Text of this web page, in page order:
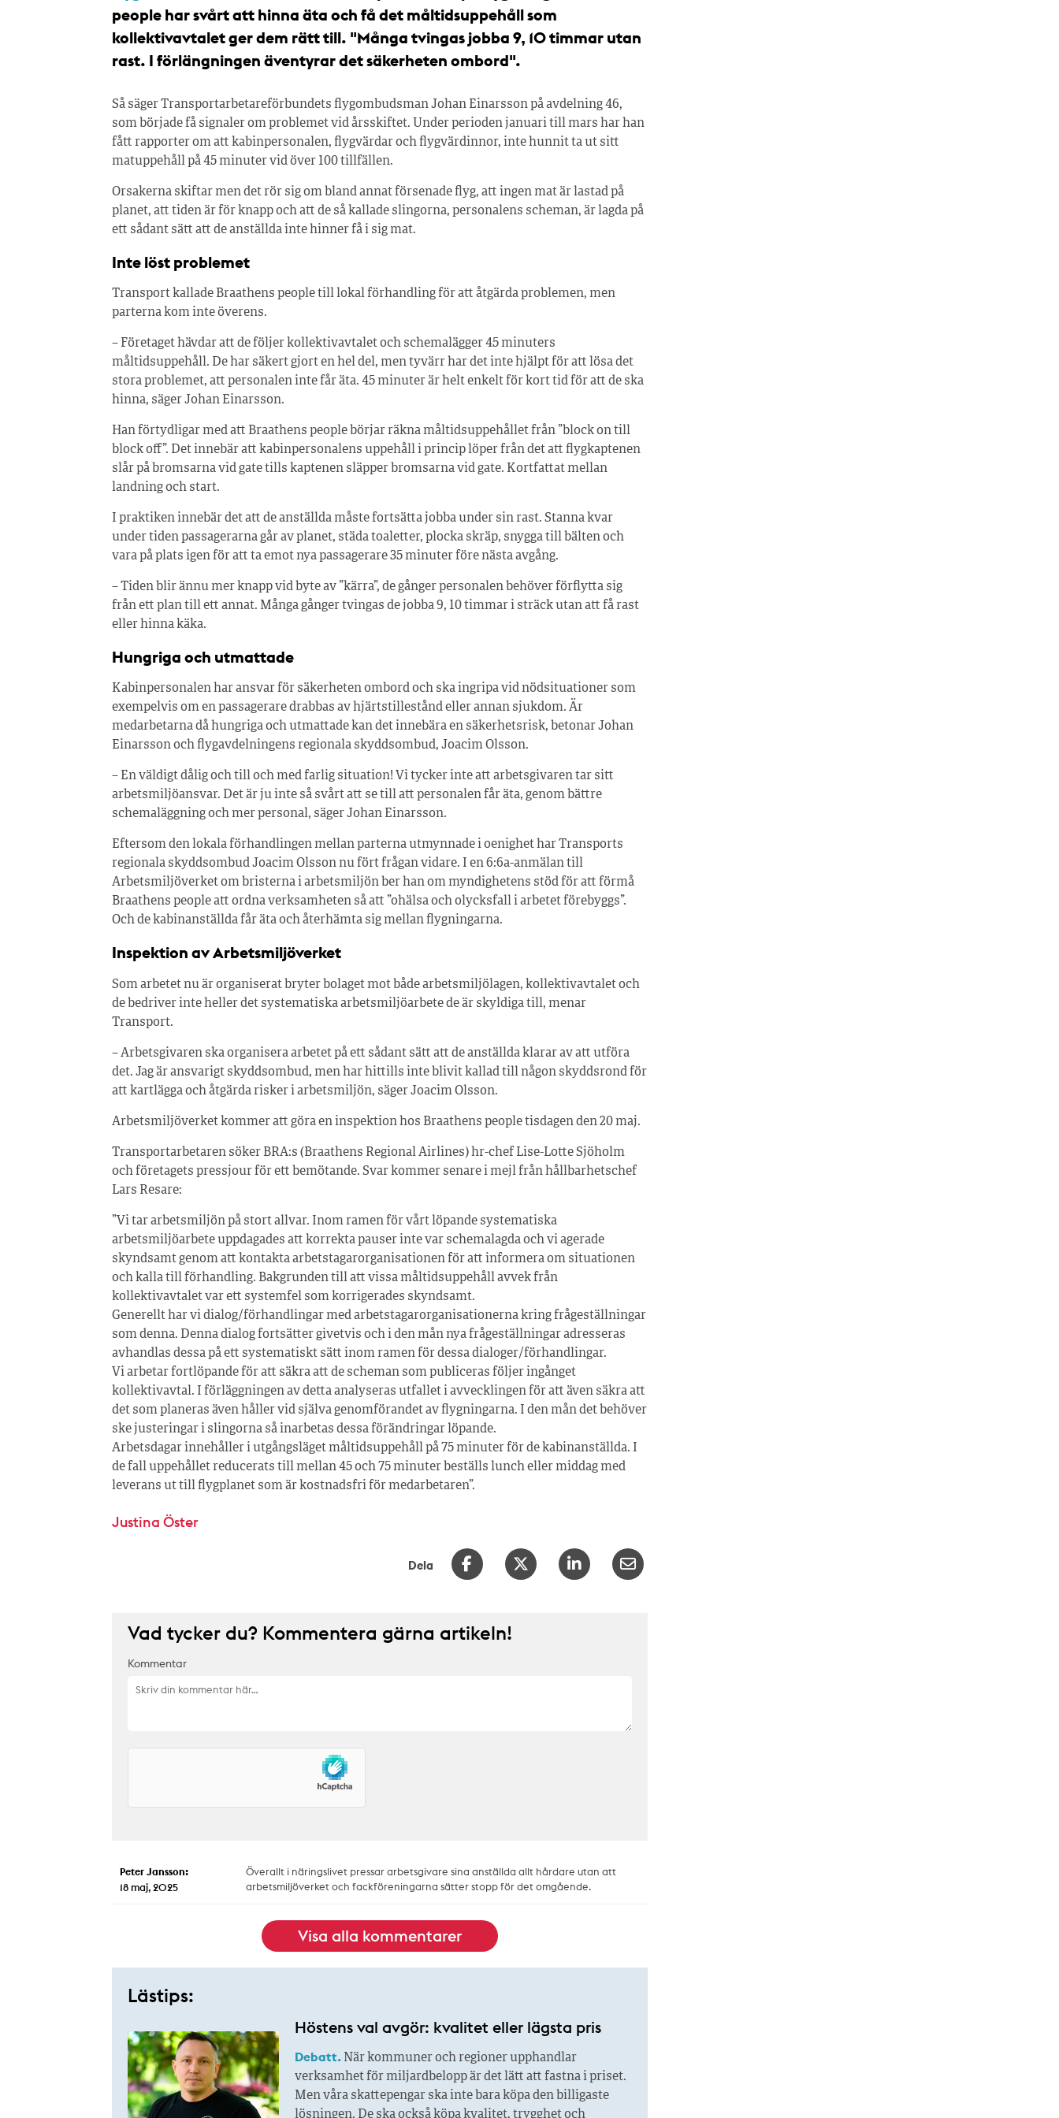
people har svårt att hinna äta och få det måltidsuppehåll som
kollektivavtalet ger dem rätt till. "Många tvingas jobba 9, 10 timmar utan
rast. I förlängningen äventyrar det säkerheten ombord".
Så säger Transportarbetareförbundets flygombudsman Johan Einarsson på avdelning 46,
som började få signaler om problemet vid årsskiftet. Under perioden januari till mars har han
fått rapporter om att kabinpersonalen, flygvärdar och flygvärdinnor, inte hunnit ta ut sitt
matuppehåll på 45 minuter vid över 100 tillfällen.
Orsakerna skiftar men det rör sig om bland annat försenade flyg, att ingen mat är lastad på
planet, att tiden är för knapp och att de så kallade slingorna, personalens scheman, är lagda på
ett sådant sätt att de anställda inte hinner få i sig mat.
Inte löst problemet
Transport kallade Braathens people till lokal förhandling för att åtgärda problemen, men
parterna kom inte överens.
– Företaget hävdar att de följer kollektivavtalet och schemalägger 45 minuters
måltidsuppehåll. De har säkert gjort en hel del, men tyvärr har det inte hjälpt för att lösa det
stora problemet, att personalen inte får äta. 45 minuter är helt enkelt för kort tid för att de ska
hinna, säger Johan Einarsson.
Han förtydligar med att Braathens people börjar räkna måltidsuppehållet från ”block on till
block off”. Det innebär att kabinpersonalens uppehåll i princip löper från det att flygkaptenen
slår på bromsarna vid gate tills kaptenen släpper bromsarna vid gate. Kortfattat mellan
landning och start.
I praktiken innebär det att de anställda måste fortsätta jobba under sin rast. Stanna kvar
under tiden passagerarna går av planet, städa toaletter, plocka skräp, snygga till bälten och
vara på plats igen för att ta emot nya passagerare 35 minuter före nästa avgång.
– Tiden blir ännu mer knapp vid byte av ”kärra”, de gånger personalen behöver förflytta sig
från ett plan till ett annat. Många gånger tvingas de jobba 9, 10 timmar i sträck utan att få rast
eller hinna käka.
Hungriga och utmattade
Kabinpersonalen har ansvar för säkerheten ombord och ska ingripa vid nödsituationer som
exempelvis om en passagerare drabbas av hjärtstillestånd eller annan sjukdom. Är
medarbetarna då hungriga och utmattade kan det innebära en säkerhetsrisk, betonar Johan
Einarsson och flygavdelningens regionala skyddsombud, Joacim Olsson.
– En väldigt dålig och till och med farlig situation! Vi tycker inte att arbetsgivaren tar sitt
arbetsmiljöansvar. Det är ju inte så svårt att se till att personalen får äta, genom bättre
schemaläggning och mer personal, säger Johan Einarsson.
Eftersom den lokala förhandlingen mellan parterna utmynnade i oenighet har Transports
regionala skyddsombud Joacim Olsson nu fört frågan vidare. I en 6:6a-anmälan till
Arbetsmiljöverket om bristerna i arbetsmiljön ber han om myndighetens stöd för att förmå
Braathens people att ordna verksamheten så att ”ohälsa och olycksfall i arbetet förebyggs”.
Och de kabinanställda får äta och återhämta sig mellan flygningarna.
Inspektion av Arbetsmiljöverket
Som arbetet nu är organiserat bryter bolaget mot både arbetsmiljölagen, kollektivavtalet och
de bedriver inte heller det systematiska arbetsmiljöarbete de är skyldiga till, menar
Transport.
– Arbetsgivaren ska organisera arbetet på ett sådant sätt att de anställda klarar av att utföra
det. Jag är ansvarigt skyddsombud, men har hittills inte blivit kallad till någon skyddsrond för
att kartlägga och åtgärda risker i arbetsmiljön, säger Joacim Olsson.
Arbetsmiljöverket kommer att göra en inspektion hos Braathens people tisdagen den 20 maj.
Transportarbetaren söker BRA:s (Braathens Regional Airlines) hr-chef Lise-Lotte Sjöholm
och företagets pressjour för ett bemötande. Svar kommer senare i mejl från hållbarhetschef
Lars Resare:
”Vi tar arbetsmiljön på stort allvar. Inom ramen för vårt löpande systematiska
arbetsmiljöarbete uppdagades att korrekta pauser inte var schemalagda och vi agerade
skyndsamt genom att kontakta arbetstagarorganisationen för att informera om situationen
och kalla till förhandling. Bakgrunden till att vissa måltidsuppehåll avvek från
kollektivavtalet var ett systemfel som korrigerades skyndsamt.
Generellt har vi dialog/förhandlingar med arbetstagarorganisationerna kring frågeställningar
som denna. Denna dialog fortsätter givetvis och i den mån nya frågeställningar adresseras
avhandlas dessa på ett systematiskt sätt inom ramen för dessa dialoger/förhandlingar.
Vi arbetar fortlöpande för att säkra att de scheman som publiceras följer ingånget
kollektivavtal. I förläggningen av detta analyseras utfallet i avvecklingen för att även säkra att
det som planeras även håller vid själva genomförandet av flygningarna. I den mån det behöver
ske justeringar i slingorna så inarbetas dessa förändringar löpande.
Arbetsdagar innehåller i utgångsläget måltidsuppehåll på 75 minuter för de kabinanställda. I
de fall uppehållet reducerats till mellan 45 och 75 minuter beställs lunch eller middag med
leverans ut till flygplanet som är kostnadsfri för medarbetaren”.
Justina Öster
Dela
Vad tycker du? Kommentera gärna artikeln!
Kommentar
Peter Jansson:
18 maj, 2025
Överallt i näringslivet pressar arbetsgivare sina anställda allt hårdare utan att
arbetsmiljöverket och fackföreningarna sätter stopp för det omgående.
Visa alla kommentarer
Lästips:
Höstens val avgör: kvalitet eller lägsta pris
Debatt.När kommuner och regioner upphandlar
verksamhet för miljardbelopp är det lätt att fastna i priset.
Men våra skattepengar ska inte bara köpa den billigaste
lösningen. De ska också köpa kvalitet, trygghet och